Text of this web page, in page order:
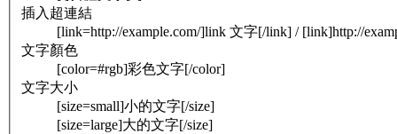
插入超連結
[link=http://example.com/]link 文字[/link] / [link]http://
文字顏色
[color=#rgb]彩色文字[/color]
文字大小
[size=small]小的文字[/size]
[size=large]大的文字[/size]